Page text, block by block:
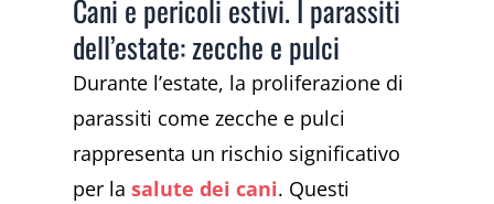
Cani e pericoli estivi. I parassiti
dell’estate: zecche e pulci
Durante l’estate, la proliferazione di
parassiti come zecche e pulci
rappresenta un rischio significativo
per la salute dei cani. Questi